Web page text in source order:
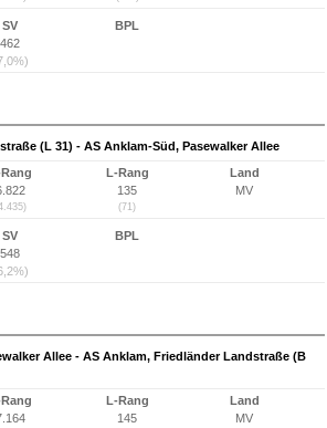
SV
462
BPL
(L 31) - AS Anklam-Süd, Pasewalker Allee
Rang
L-Rang
135
(71)
Land
MV
SV
548
BPL
Allee - AS Anklam, Friedländer Landstraße (B
Rang
L-Rang
145
Land
MV